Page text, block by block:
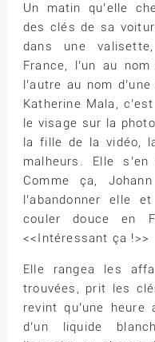
Un matin qu’elle
des clés de sa
dans une
France, l’un au
l’autre au nom
Katherine Mala,
le visage sur la
la fille de la vidéo,
malheurs. Elle
Comme ça,
l’abandonner elle
couler douce en
<<Intéressant ça !>>
Elle rangea les
trouvées, prit les
revint qu’une
d’un liquide